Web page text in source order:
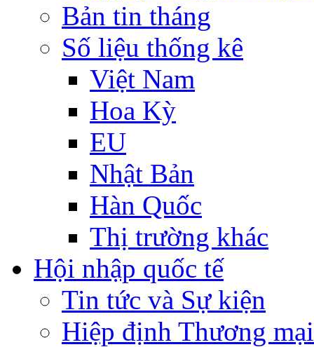
Bản tin tháng
Số liệu thống kê
Việt Nam
Hoa Kỳ
EU
Nhật Bản
Hàn Quốc
Thị trường khác
Hội nhập quốc tế
Tin tức và Sự kiện
Hiệp định Thương